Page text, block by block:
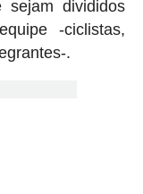
divididos
-ciclistas,
.